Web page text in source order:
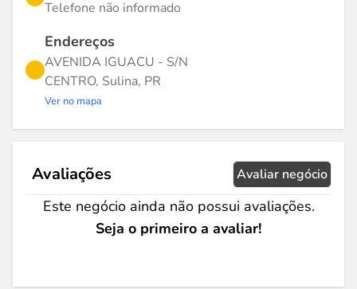
Telefone não informado
Endereços
AVENIDA IGUACU - S/N
CENTRO, Sulina, PR
Ver no mapa
Avaliações Avaliar negócio
Este negócio ainda não possui avaliações.
Seja o primeiro a avaliar!